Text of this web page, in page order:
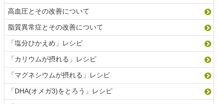
高血圧とその改善について
脂質異常症とその改善について
「塩分ひかえめ」レシピ
「カリウムが摂れる」レシピ
「マグネシウムが摂れる」レシピ
「DHA(オメガ3)をとろう」レシピ